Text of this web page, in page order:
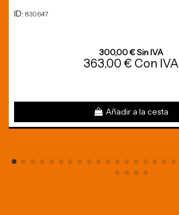
ID: 830647
300,00 € Sin IVA
363,00 € Con IVA
Añadir a la cesta